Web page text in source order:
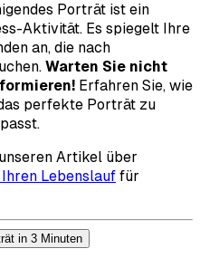
Porträt ist ein
Aktivität. Es spiegelt Ihre
an, die nach
Warten Sie nicht
Erfahren Sie, wie
perfekte Porträt zu
Artikel über
Lebenslauf für
in 3 Minuten